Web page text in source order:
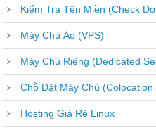
Kiểm Tra Tên Miền (Check
Máy Chủ Ảo (VPS)
Máy Chủ Riêng (Dedicated
Chỗ Đặt Máy Chủ (Colocation
Hosting Giá Rẻ Linux